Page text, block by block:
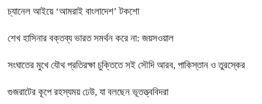
চ্যানেল আইয়ে ‘আমরাই বাংলাদেশ’ টকশো
শেখ হাসিনার বক্তব্য ভারত সমর্থন করে না: জয়সওয়াল
সংঘাতের মুখে যৌথ প্রতিরক্ষা চুক্তিতে সই সৌদি আরব, পাকিস্তান ও তুরস্কের
গুজরাটের কূপে রহস্যময় ঢেউ, যা বলছেন ভূতত্ত্ববিদরা